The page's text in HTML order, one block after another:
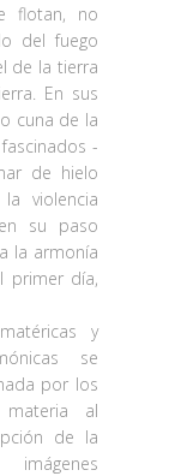
flotan, no
del fuego
de la tierra
En sus
cuna de la
-
de hielo
violencia
su paso
la armonía
primer día,
y
se
por los
al
de la